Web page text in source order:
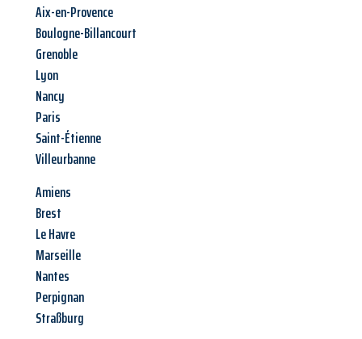
Aix-en-Provence
Boulogne-Billancourt
Grenoble
Lyon
Nancy
Paris
Saint-Étienne
Villeurbanne
Amiens
Brest
Le Havre
Marseille
Nantes
Perpignan
Straßburg